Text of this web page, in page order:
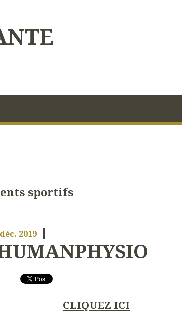
sportifs
déc. 2019
CLIQUEZ ICI